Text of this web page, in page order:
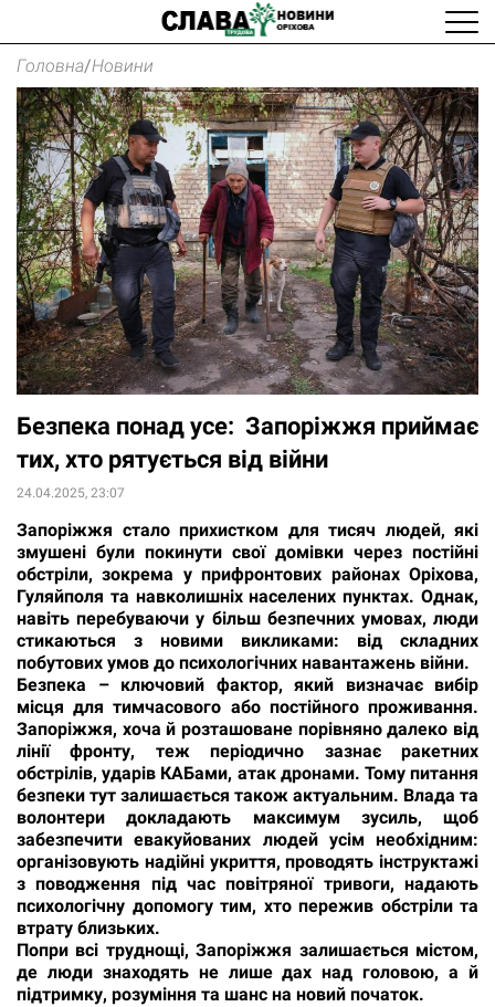
Головна/Новини
Безпека понад усе: Запоріжжя приймає
тих, хто рятується від війни
24.04.2025, 23:07
Запоріжжя стало прихистком для тисяч людей, які
змушені були покинути свої домівки через постійні
обстріли, зокрема у прифронтових районах Оріхова,
Гуляйполя та навколишніх населених пунктах. Однак,
навіть перебуваючи у більш безпечних умовах, люди
стикаються з новими викликами: від складних
побутових умов до психологічних навантажень війни.
Безпека – ключовий фактор, який визначає вибір
місця для тимчасового або постійного проживання.
Запоріжжя, хоча й розташоване порівняно далеко від
лінії фронту, теж періодично зазнає ракетних
обстрілів, ударів КАБами, атак дронами. Тому питання
безпеки тут залишається також актуальним. Влада та
волонтери докладають максимум зусиль, щоб
забезпечити евакуйованих людей усім необхідним:
організовують надійні укриття, проводять інструктажі
з поводження під час повітряної тривоги, надають
психологічну допомогу тим, хто пережив обстріли та
втрату близьких.
Попри всі труднощі, Запоріжжя залишається містом,
де люди знаходять не лише дах над головою, а й
підтримку, розуміння та шанс на новий початок.